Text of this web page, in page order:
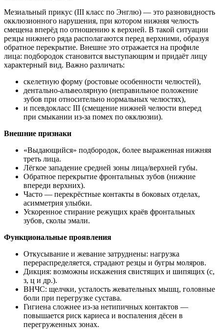
Мезиальный прикус (III класс по Энглю) — это разновидность
окклюзионного нарушения, при котором нижняя челюсть
смещена вперёд по отношению к верхней. В такой ситуации
резцы нижнего ряда располагаются перед верхними, образуя
обратное перекрытие. Внешне это отражается на профиле
лица: подбородок становится выступающим и придаёт лицу
характерный вид. Важно различать:
скелетную форму (ростовые особенности челюстей),
дентально-альвеолярную (неправильное положение
зубов при относительно нормальных челюстях),
и псевдокласс III (смещение нижней челюсти вперед
при смыкании из-за помех по окклюзии).
Внешние признаки
«Выдающийся» подбородок, более выраженная нижняя
треть лица.
Лёгкое западение средней зоны лица/верхней губы.
Обратное перекрытие фронтальных зубов (нижние
впереди верхних).
Часто — перекрёстные контакты в боковых отделах,
асимметрия улыбки.
Ускоренное стирание режущих краёв фронтальных
зубов, сколы эмали.
Функциональные проявления
Откусывание и жевание затруднены: нагрузка
перераспределяется, страдают резцы и бугры моляров.
Дикция: возможны искажения свистящих и шипящих (с,
з, ц и др.).
ВНЧС: щелчки, усталость жевательных мышц, головные
боли при перегрузке сустава.
Гигиена сложнее из-за нетипичных контактов —
повышается риск кариеса и воспаления дёсен в
перегруженных зонах.